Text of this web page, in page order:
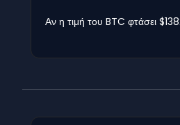
Αν η τιμή του BTC φτάσει